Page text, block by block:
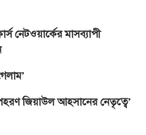
নেটওয়ার্কের মাসব্যাপী
জিয়াউল আহসানের নেতৃত্বে’